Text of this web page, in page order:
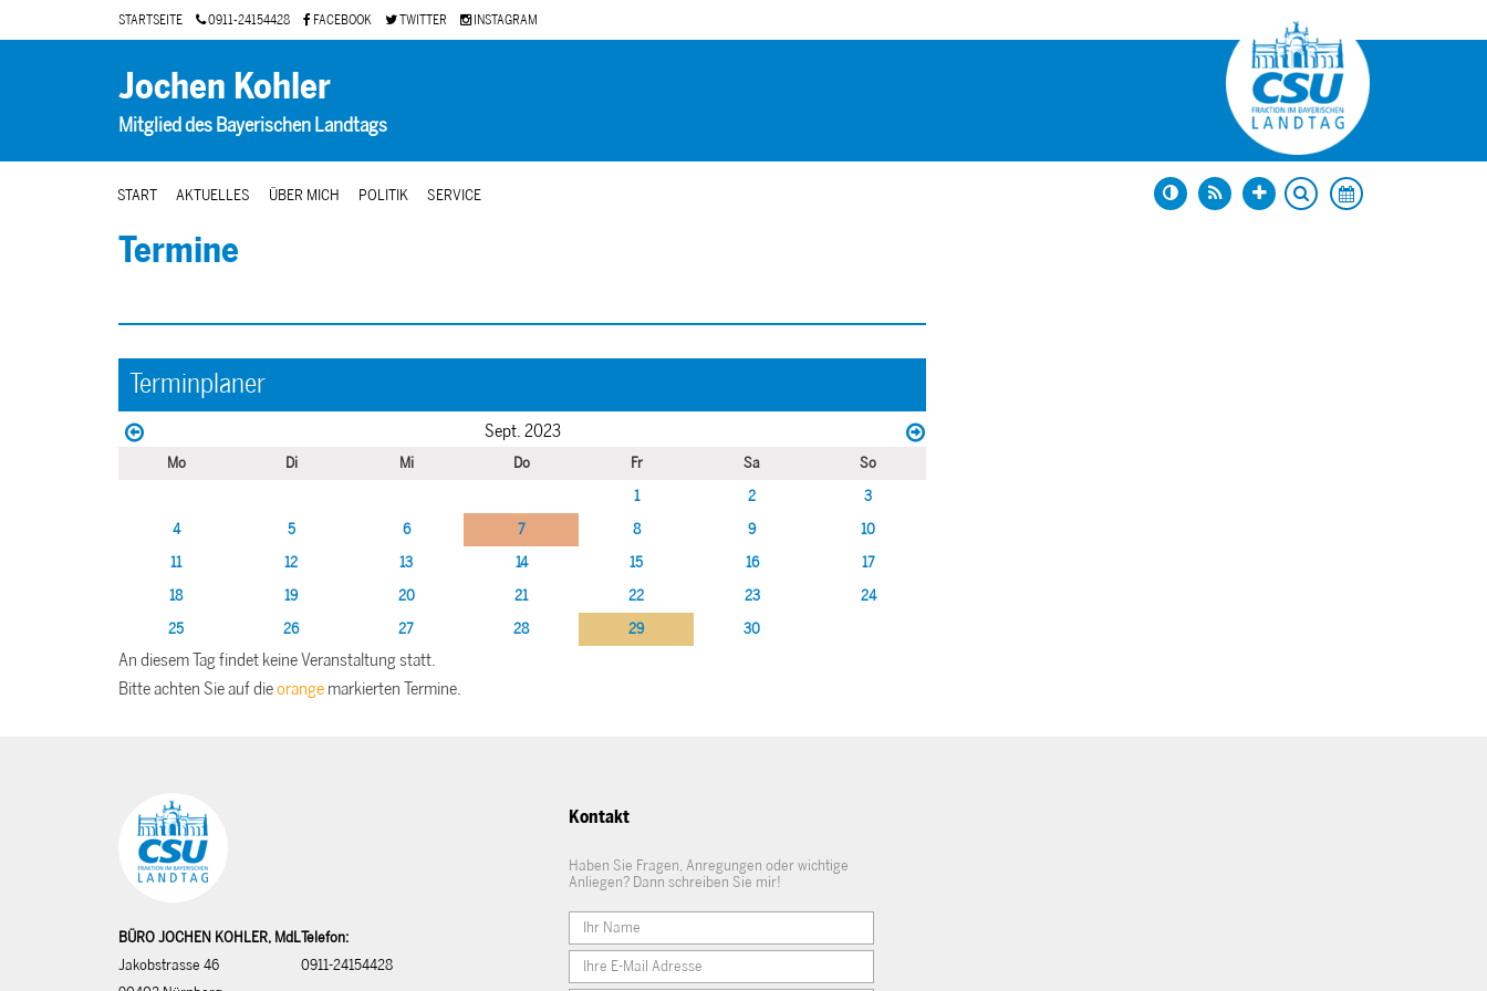
STARTSEITE 0911-24154428 FACEBOOK TWITTER INSTAGRAM
Jochen Kohler
Mitglied des Bayerischen Landtags
START AKTUELLES ÜBER MICH POLITIK SERVICE
Termine
Terminplaner
Sept. 2023
Mo Di Mi Do Fr Sa
So
1
2
3
4
5 6 7 8 9
10
11
12 13 14 15 16
17
18
19 20 21 22 23
24
25
26 27 28 29 30
An diesem Tag findet keine Veranstaltung statt.
Bitte achten Sie auf dieorange markierten Termine.
BÜRO JOCHEN KOHLER, MdL
Jakobstrasse 46
Telefon:
0911-24154428
Kontakt
Haben Sie Fragen, Anregungen oder wichtige
Anliegen? Dann schreiben Sie mir!